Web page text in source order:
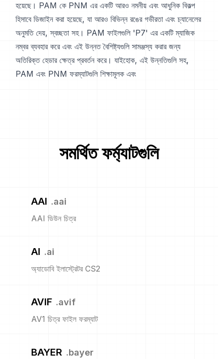
হয়েছে। PAM কে PNM এর একটি আরও নমনীয় এবং আধুনিক বিকল্প
হিসাবে ডিজাইন করা হয়েছে, যা আরও বিভিন্ন রঙের গভীরতা এবং চ্যানেলের
অনুমতি দেয়, স্বচ্ছতা সহ। PAM ফাইলগুলি 'P7' এর একটি ম্যাজিক
নম্বর ব্যবহার করে এবং এই উন্নত বৈশিষ্ট্যগুলি সামঞ্জস্য করার জন্য
অতিরিক্ত হেডার ক্ষেত্র প্রবর্তন করে। যাইহোক, এই উন্নতিগুলি সহ,
PAM এবং PNM ফরম্যাটগুলি শিক্ষামূলক এবং
সমর্থিত ফর্ম্যাটগুলি
AAI .aai
AAI ডিউন চিত্র
AI .ai
অ্যাডোবি ইলাস্ট্রেটর CS2
AVIF .avif
AV1 চিত্র ফাইল ফরম্যাট
BAYER .bayer